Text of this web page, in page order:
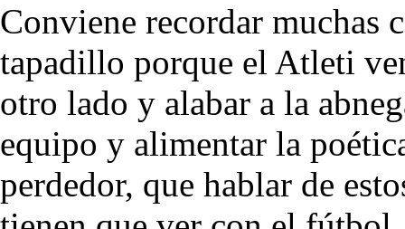
Conviene recordar muchas
tapadillo porque el Atleti
otro lado y alabar a la
equipo y alimentar la
perdedor, que hablar de